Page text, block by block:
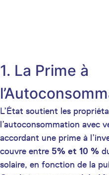
1. La Prime à
L’État soutient les
l’autoconsommation avec
accordant une prime à
couvre entre 5% et 10 %
solaire, en fonction de la